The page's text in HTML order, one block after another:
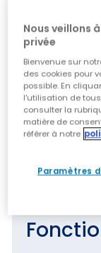
Routage
IMIX
Tunnels
les
Produit
scénario
Capacité
services
de
Nous veillons
privée
Bienvenue sur
des cookies pour
possible. En
l'utilisation de
consulter la
matière de
référer à notre
Paramètres